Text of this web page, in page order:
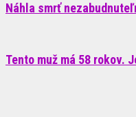
Náhla smrť
Tento muž má 58 rokov.